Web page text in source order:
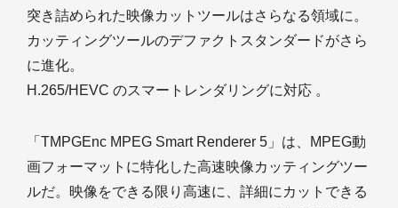
突き詰められた映像カットツールはさらなる領域に。
カッティングツールのデファクトスタンダードがさら
に進化。
H.265/HEVC のスマートレンダリングに対応 。
「TMPGEnc MPEG Smart Renderer 5」は、MPEG動
画フォーマットに特化した高速映像カッティングツー
ルだ。映像をできる限り高速に、詳細にカットできる